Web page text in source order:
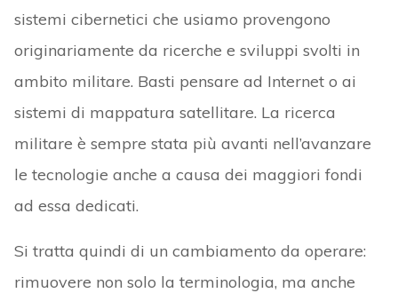
sistemi cibernetici che usiamo provengono
originariamente da ricerche e sviluppi svolti in
ambito militare. Basti pensare ad Internet o ai
sistemi di mappatura satellitare. La ricerca
militare è sempre stata più avanti nell’avanzare
le tecnologie anche a causa dei maggiori fondi
ad essa dedicati.
Si tratta quindi di un cambiamento da operare:
rimuovere non solo la terminologia, ma anche